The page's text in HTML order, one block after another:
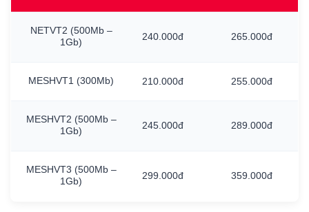
NETVT2 (500Mb –
1Gb)
240.000đ 265.000đ
MESHVT1 (300Mb) 210.000đ 255.000đ
MESHVT2 (500Mb –
1Gb)
245.000đ 289.000đ
MESHVT3 (500Mb –
1Gb)
299.000đ 359.000đ